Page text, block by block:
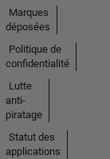
Marques
déposées
Politique de
confidentialité
Lutte
anti-
piratage
Statut des
applications